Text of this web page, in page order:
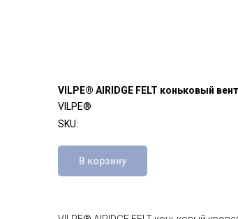
VILPE® AIRIDGE FELT коньковый
VILPE®
SKU:
В корзину